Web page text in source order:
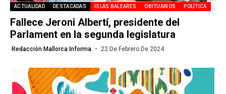
ACTUALIDAD DESTACADAS ISLAS BALEARES OBITUARIOS POLÍTICA
Fallece Jeroni Albertí, presidente del
Parlament en la segunda legislatura
Redacción Mallorca Informa 22 De Febrero De 2024